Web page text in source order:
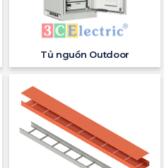
Tủ nguồn Outdoor